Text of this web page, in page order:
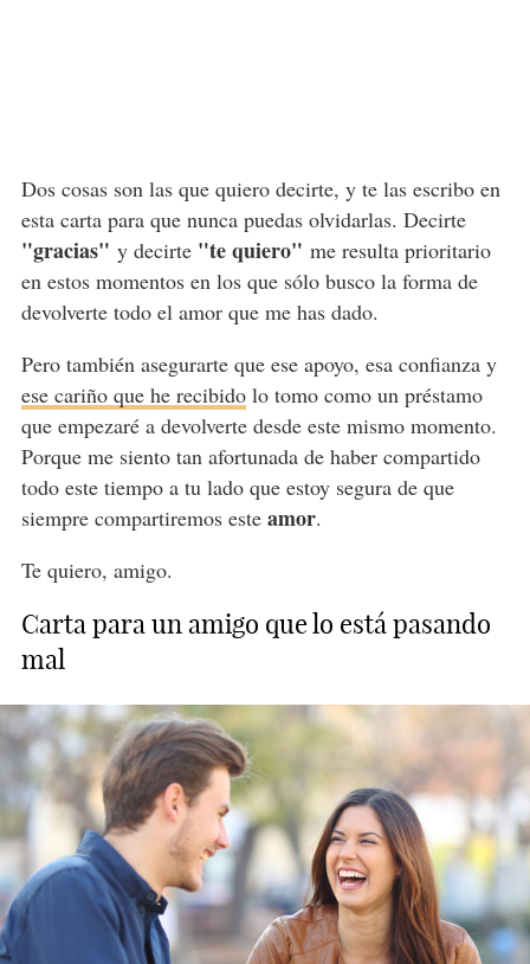
Dos cosas son las que quiero decirte, y te las escribo en
esta carta para que nunca puedas olvidarlas. Decirte
"gracias" y decirte "te quiero" me resulta prioritario
en estos momentos en los que sólo busco la forma de
devolverte todo el amor que me has dado.
Pero también asegurarte que ese apoyo, esa confianza y
ese cariño que he recibidolo tomo como un préstamo
que empezaré a devolverte desde este mismo momento.
Porque me siento tan afortunada de haber compartido
todo este tiempo a tu lado que estoy segura de que
siempre compartiremos esteamor.
Te quiero, amigo.
Carta para un amigo que lo está pasando
mal